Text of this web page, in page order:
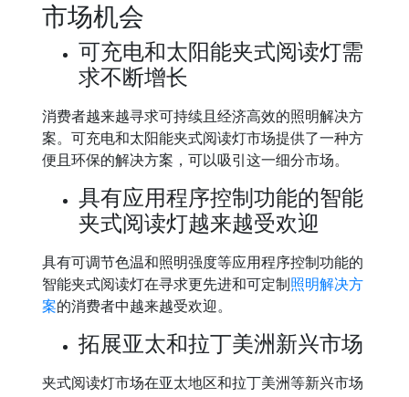
市场机会
可充电和太阳能夹式阅读灯需
求不断增长
消费者越来越寻求可持续且经济高效的照明解决方
案。可充电和太阳能夹式阅读灯市场提供了一种方
便且环保的解决方案，可以吸引这一细分市场。
具有应用程序控制功能的智能
夹式阅读灯越来越受欢迎
具有可调节色温和照明强度等应用程序控制功能的
智能夹式阅读灯在寻求更先进和可定制照明解决方
案的消费者中越来越受欢迎。
拓展亚太和拉丁美洲新兴市场
夹式阅读灯市场在亚太地区和拉丁美洲等新兴市场